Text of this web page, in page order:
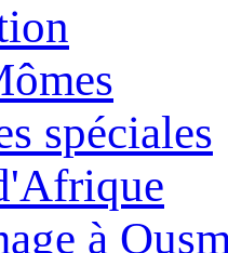
spéciales
à